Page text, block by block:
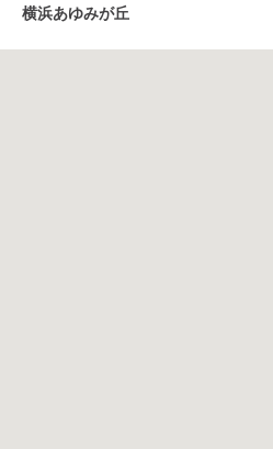
横浜あゆみが丘